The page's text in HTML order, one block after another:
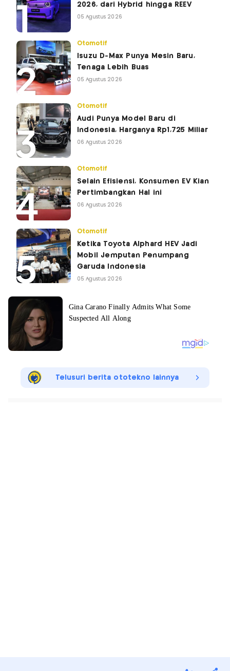
2026, dari Hybrid hingga REEV
05 Agustus 2026
Otomotif
Isuzu D-Max Punya Mesin Baru,
Tenaga Lebih Buas
05 Agustus 2026
Otomotif
Audi Punya Model Baru di
Indonesia, Harganya Rp1,725 Miliar
06 Agustus 2026
Otomotif
Selain Efisiensi, Konsumen EV Kian
Pertimbangkan Hal ini
06 Agustus 2026
Otomotif
Ketika Toyota Alphard HEV Jadi
Mobil Jemputan Penumpang
Garuda Indonesia
05 Agustus 2026
Telusuri berita ototekno lainnya